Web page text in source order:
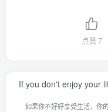
点赞7
If you don't enjoy your
如果你不好好享受生活，你